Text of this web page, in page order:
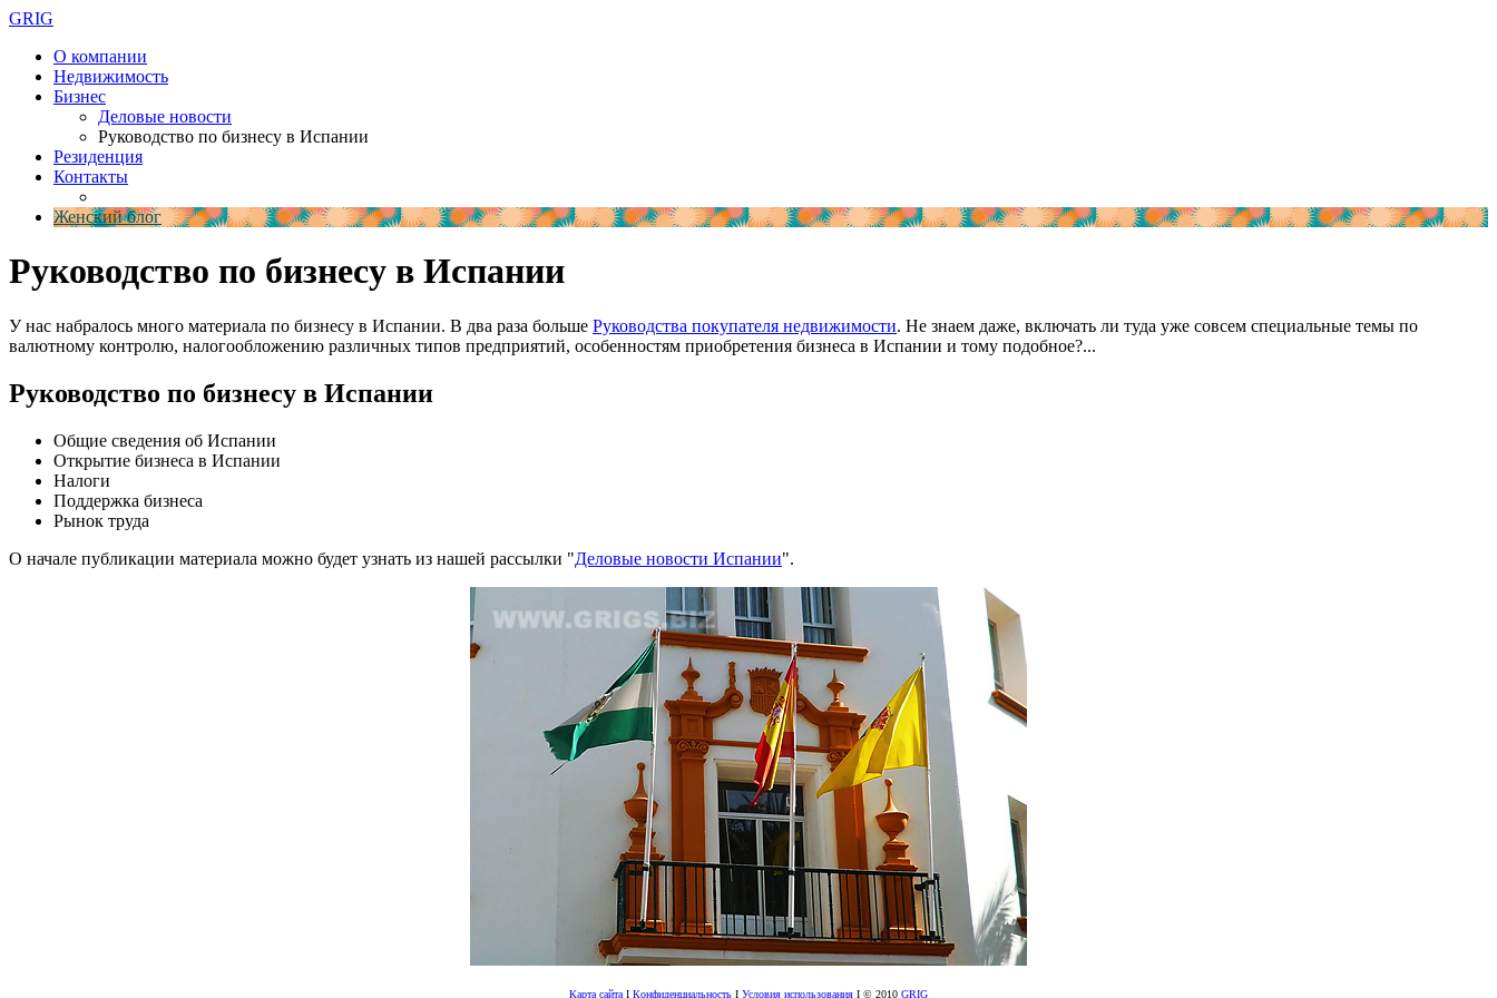
GRIG
О компании
Недвижимость
Бизнес
Деловые новости
Руководство по бизнесу в Испании
Резиденция
Контакты
Женский блог
Руководство по бизнесу в Испании
У нас набралось много материала по бизнесу в Испании. В два раза больше Руководства покупателя недвижимости. Не знаем даже, включать ли туда уже совсем специальные темы по
валютному контролю, налогообложению различных типов предприятий, особенностям приобретения бизнеса в Испании и тому подобное?...
Руководство по бизнесу в Испании
Общие сведения об Испании
Открытие бизнеса в Испании
Налоги
Поддержка бизнеса
Рынок труда
О начале публикации материала можно будет узнать из нашей рассылки "Деловые новости Испании".
Карта сайта I Конфиденциальность I Условия использования I © 2010 GRIG